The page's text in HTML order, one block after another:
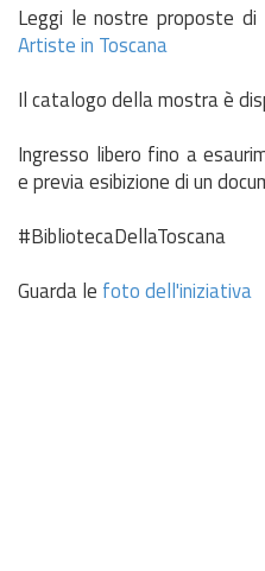
Leggi le nostre proposte
Artiste in Toscana
Il catalogo della mostra è
Ingresso libero fino a
e previa esibizione di un
#BibliotecaDellaToscana
Guarda le foto dell'iniziativa